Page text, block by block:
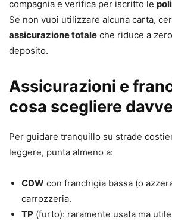
compagnia e verifica per iscritto le
Se non vuoi utilizzare alcuna carta,
assicurazione totale che riduce a
deposito.
Assicurazioni e
cosa scegliere
Per guidare tranquillo su strade
leggere, punta almeno a:
CDW con franchigia bassa (o
carrozzeria.
TP (furto): raramente usata ma